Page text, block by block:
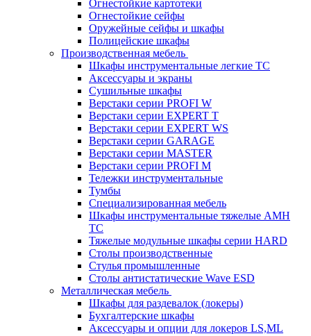
Огнестойкие картотеки
Огнестойкие сейфы
Оружейные сейфы и шкафы
Полицейские шкафы
Производственная мебель
Шкафы инструментальные легкие ТС
Аксессуары и экраны
Cушильные шкафы
Верстаки серии PROFI W
Верстаки серии EXPERT T
Верстаки серии EXPERT WS
Верстаки серии GARAGE
Верстаки серии MASTER
Верстаки серии PROFI M
Тележки инструментальные
Тумбы
Cпециализированная мебель
Шкафы инструментальные тяжелые AMH
TC
Тяжелые модульные шкафы серии HARD
Столы производственные
Стулья промышленные
Столы антистатические Wave ESD
Металлическая мебель
Шкафы для раздевалок (локеры)
Бухгалтерские шкафы
Аксессуары и опции для локеров LS,ML